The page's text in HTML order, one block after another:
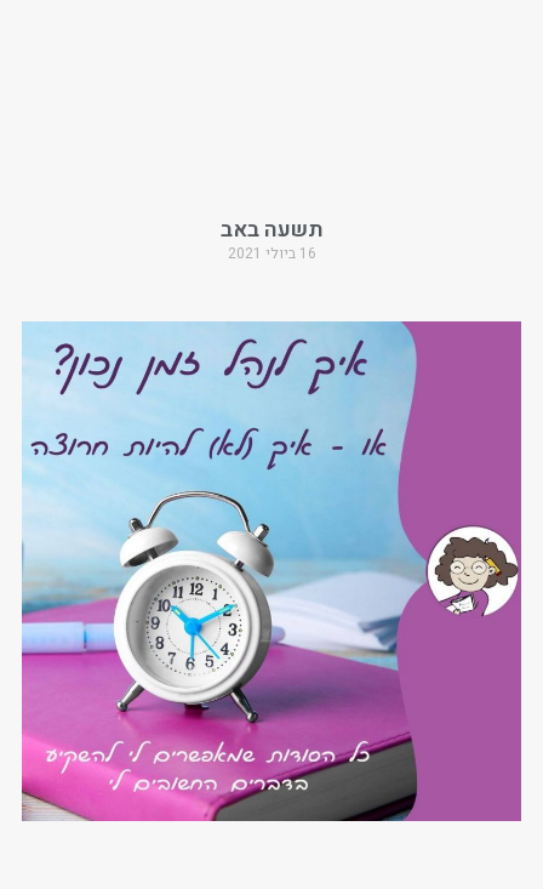
תשעה באב
16 ביולי 2021